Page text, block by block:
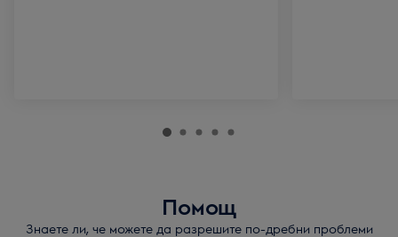
Помощ
Знаете ли, че можете да разрешите по-дребни проблеми